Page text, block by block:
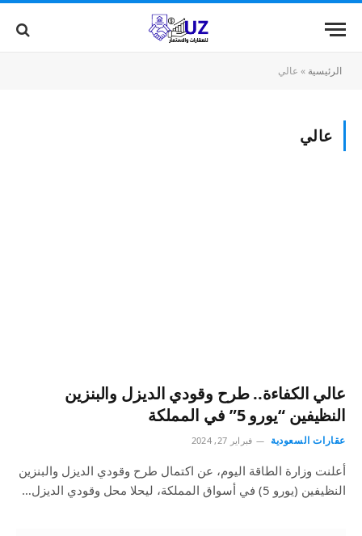
الرئيسية » عالي
عالي
عالي الكفاءة.. طرح وقودي الديزل والبنزين
النظيفين “يورو 5” في المملكة
عقارات السعودية فبراير 27, 2024
أعلنت وزارة الطاقة اليوم، عن اكتمال طرح وقودي الديزل والبنزين
النظيفين (يورو 5) في أسواق المملكة، ليحلا محل وقودي الديزل…